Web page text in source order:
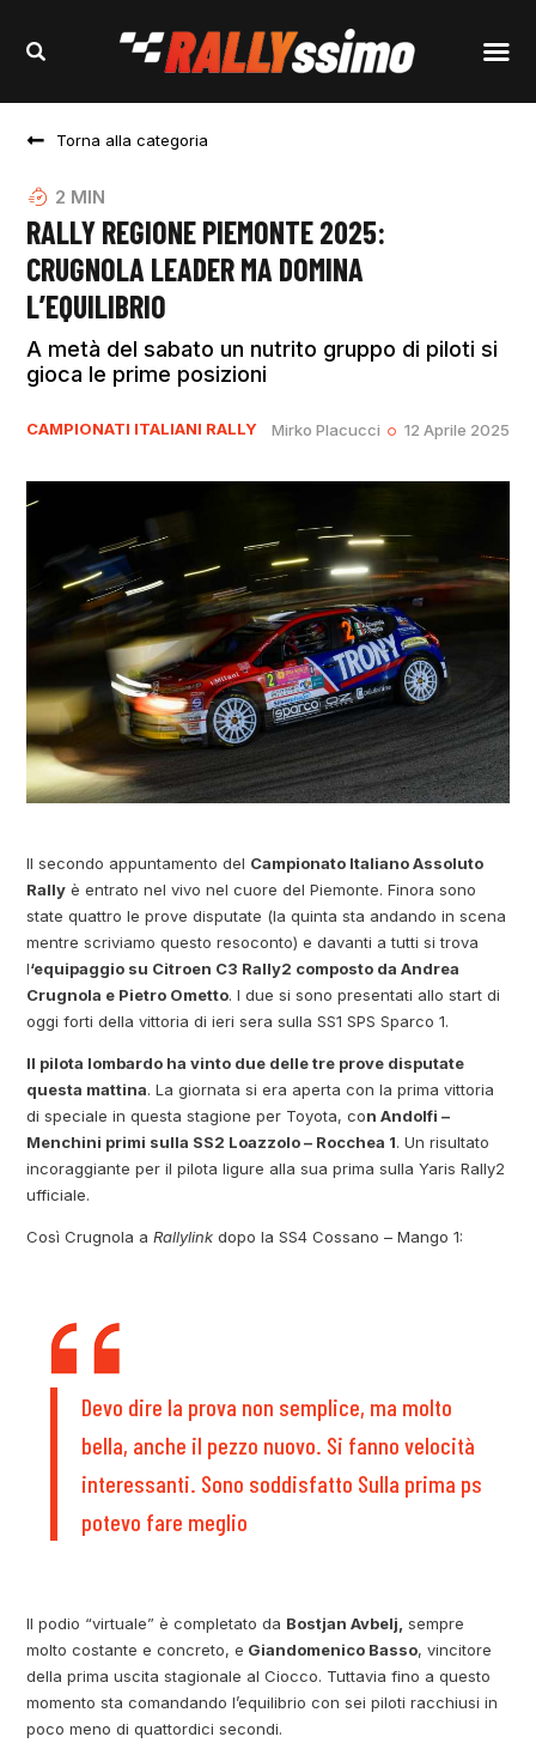
Torna alla categoria
2 MIN
RALLY REGIONE PIEMONTE 2025:
CRUGNOLA LEADER MA DOMINA
L’EQUILIBRIO
A metà del sabato un nutrito gruppo di piloti si
gioca le prime posizioni
CAMPIONATI ITALIANI RALLY Mirko Placucci 12 Aprile 2025
Il secondo appuntamento del Campionato Italiano Assoluto
Rally è entrato nel vivo nel cuore del Piemonte. Finora sono
state quattro le prove disputate (la quinta sta andando in scena
mentre scriviamo questo resoconto) e davanti a tutti si trova
l‘equipaggio su Citroen C3 Rally2 composto da Andrea
Crugnola e Pietro Ometto. I due si sono presentati allo start di
oggi forti della vittoria di ieri sera sulla SS1 SPS Sparco 1.
Il pilota lombardo ha vinto due delle tre prove disputate
questa mattina. La giornata si era aperta con la prima vittoria
di speciale in questa stagione per Toyota, con Andolfi –
Menchini primi sulla SS2 Loazzolo – Rocchea 1. Un risultato
incoraggiante per il pilota ligure alla sua prima sulla Yaris Rally2
ufficiale.
Così Crugnola aRallylink dopo la SS4 Cossano – Mango 1:
Devo dire la prova non semplice, ma molto
bella, anche il pezzo nuovo. Si fanno velocità
interessanti. Sono soddisfatto Sulla prima ps
potevo fare meglio
Il podio “virtuale” è completato da Bostjan Avbelj, sempre
molto costante e concreto, e Giandomenico Basso, vincitore
della prima uscita stagionale al Ciocco. Tuttavia fino a questo
momento sta comandando l’equilibrio con sei piloti racchiusi in
poco meno di quattordici secondi.